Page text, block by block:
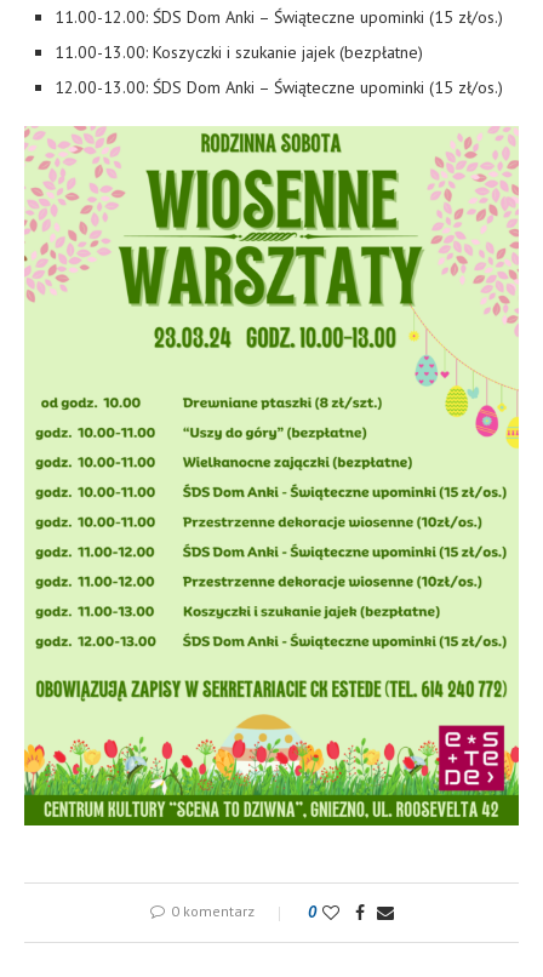
11.00-12.00: ŚDS Dom Anki – Świąteczne upominki (15 zł/os.)
11.00-13.00: Koszyczki i szukanie jajek (bezpłatne)
12.00-13.00: ŚDS Dom Anki – Świąteczne upominki (15 zł/os.)
0 komentarz 0